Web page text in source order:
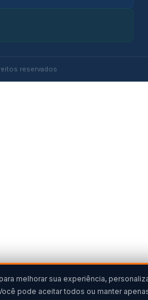
reservados
para melhorar sua experiência,
pode aceitar todos ou manter